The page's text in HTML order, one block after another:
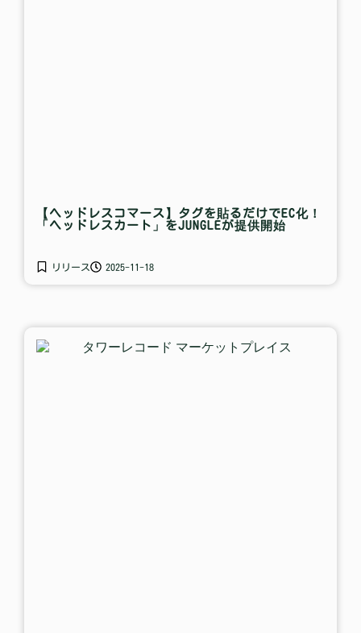
【ヘッドレスコマース】タグを貼るだけでEC化！
「ヘッドレスカート」をJUNGLEが提供開始
リリース 2025-11-18